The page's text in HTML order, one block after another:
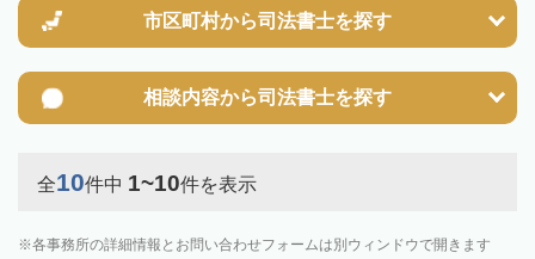
市区町村から司法書士を探す
相談内容から司法書士を探す
全10件中 1~10件を表示
各事務所の詳細情報とお問い合わせフォームは別ウィンドウで開きます